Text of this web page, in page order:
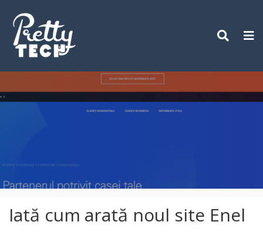
content
Iată cum arată noul site Enel